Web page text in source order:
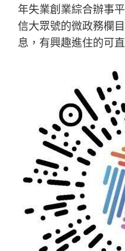
年失業創業綜合辦事
信大眾號的微政務欄
息，有興趣進住的可